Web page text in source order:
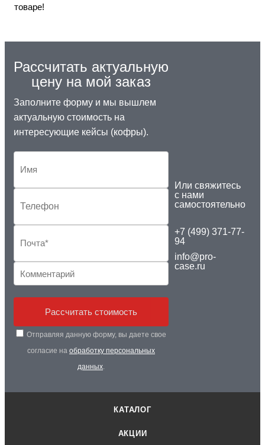
товаре!
Рассчитать актуальную
цену на мой заказ
Заполните форму и мы вышлем
актуальную стоимость на
интересующие кейсы (кофры).
Рассчитать стоимость
Отправляя данную форму, вы даете свое
согласие на обработку персональных
данных.
Или свяжитесь
с нами
самостоятельно
+7 (499) 371-77-
94
info@pro-
case.ru
КАТАЛОГ
АКЦИИ